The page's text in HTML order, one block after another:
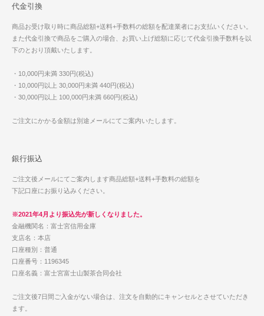
代金引換
商品お受け取り時に商品総額+送料+手数料の総額を配達業者にお支払いください。
また代金引換で商品をご購入の場合、お買い上げ総額に応じて代金引換手数料を以
下のとおり頂戴いたします。
・10,000円未満 330円(税込)
・10,000円以上 30,000円未満 440円(税込)
・30,000円以上 100,000円未満 660円(税込)
ご注文にかかる金額は別途メールにてご案内いたします。
銀行振込
ご注文後メールにてご案内します商品総額+送料+手数料の総額を
下記口座にお振り込みください。
※2021年4月より振込先が新しくなりました。
金融機関名：富士宮信用金庫
支店名：本店
口座種別：普通
口座番号：1196345
口座名義：富士宮富士山製茶合同会社
ご注文後7日間ご入金がない場合は、注文を自動的にキャンセルとさせていただき
ます。